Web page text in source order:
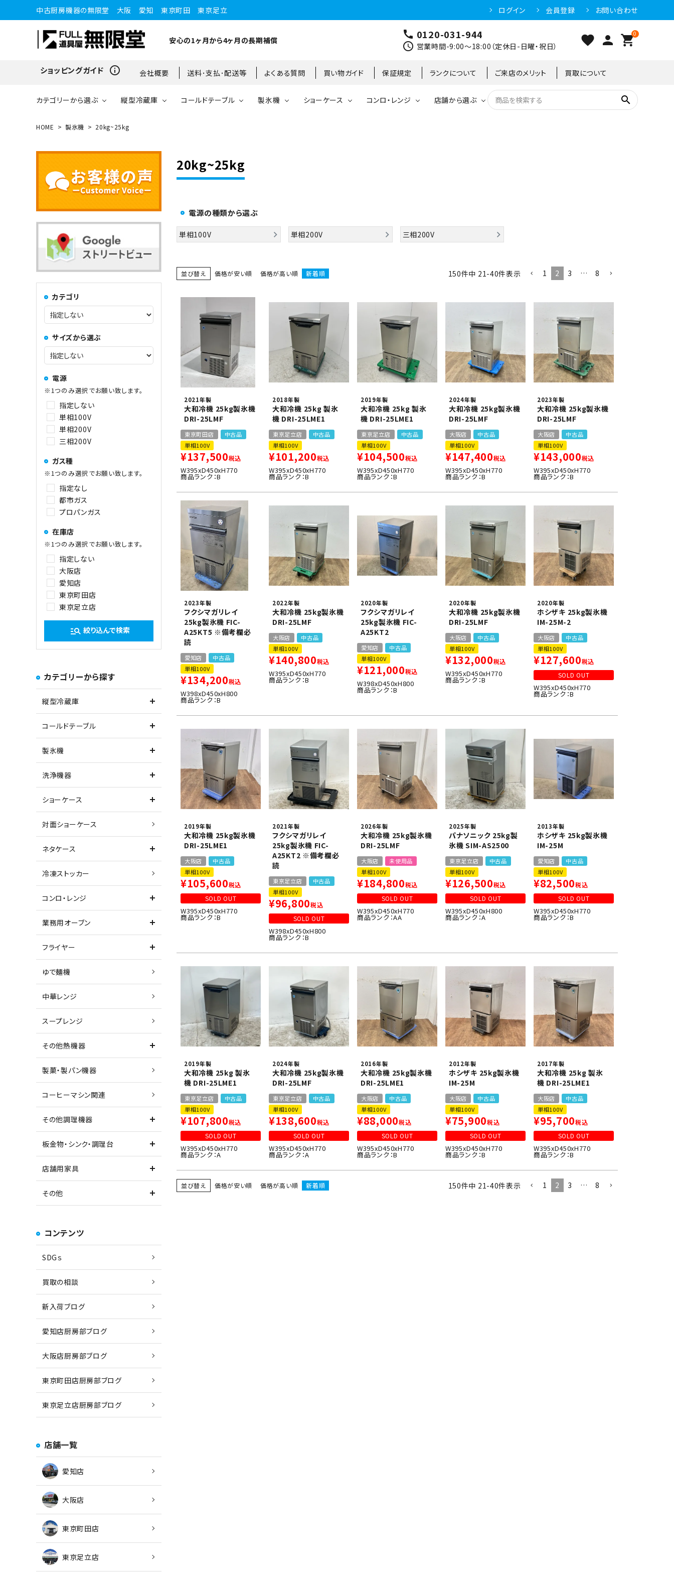
中古厨房機器の無限堂 大阪 愛知 東京町田 東京足立 ログイン 会員登録 お問い合わせ
安心の1ヶ月から4ヶ月の長期補償 call 0120-031-944
schedule 営業時間-9:00～18:00（定休日-日曜・祝日） favorite person 0
shopping_cart
ショッピングガイド info_outline 会社概要 送料･支払･配送等 よくある質問 買い物ガイド 保証規定 ランクについて ご来店のメリット 買取について
カテゴリーから選ぶ
ショーケース
コンロ・レンジ 業務用オーブン フライヤー
製菓・製パン機器
コーヒーマシン関連 板金物・シンク・調理台
その他
縦型冷蔵庫
ブラストチラー・ショックフ
リーザー
コールドテーブル
ドロワータイプ・他
製氷機
65kg
100kg以上 チップ・フレークアイス ビッグアイス・その他異形
ショーケース
ワインセラー・ワインクーラ
ー
コンロ・レンジ 店舗から選ぶ search
HOME 製氷機 20kg~25kg
カテゴリ
サイズから選ぶ
電源
※1つのみ選択でお願い致します。
指定しない
単相100V
単相200V
三相200V
ガス種
※1つのみ選択でお願い致します。
指定なし
都市ガス
プロパンガス
在庫店
※1つのみ選択でお願い致します。
指定しない
大阪店
愛知店
東京町田店
東京足立店
manage_search 絞り込んで検索
カテゴリーから探す
縦型冷蔵庫
コールドテーブル
製氷機
洗浄機器
ショーケース
対面ショーケース
ネタケース
冷凍ストッカー
コンロ・レンジ
業務用オーブン
フライヤー
ゆで麺機
中華レンジ
スープレンジ
その他熱機器
製菓・製パン機器
コーヒーマシン関連
その他調理機器
板金物・シンク・調理台
店舗用家具
その他
コンテンツ
SDGｓ
買取の相談
新入荷ブログ
愛知店厨房部ブログ
大阪店厨房部ブログ
東京町田店厨房部ブログ
東京足立店厨房部ブログ
店舗一覧
愛知店
大阪店
東京町田店
東京足立店
20kg~25kg
電源の種類から選ぶ
単相100V 単相200V 三相200V
並び替え 価格が安い順 価格が高い順 新着順 150件中 21-40件表示 1 2 3 … 8
2021年製
大和冷機 25kg製氷機
DRI-25LMF
東京町田店
中古品
単相100V
¥137,500税込
W395xD450xH770
商品ランク：B
2018年製
大和冷機 25kg 製氷
機 DRI-25LME1
東京足立店
中古品
単相100V
¥101,200税込
W395xD450xH770
商品ランク：B
2019年製
大和冷機 25kg 製氷
機 DRI-25LME1
東京足立店
中古品
単相100V
¥104,500税込
W395xD450xH770
商品ランク：B
2024年製
大和冷機 25kg製氷機
DRI-25LMF
大阪店
中古品
単相100V
¥147,400税込
W395xD450xH770
商品ランク：B
2023年製
大和冷機 25kg製氷機
DRI-25LMF
大阪店
中古品
単相100V
¥143,000税込
W395xD450xH770
商品ランク：B
2023年製
フクシマガリレイ
25kg製氷機 FIC-
A25KT5 ※備考欄必
読
愛知店
中古品
単相100V
¥134,200税込
W398xD450xH800
商品ランク：B
2022年製
大和冷機 25kg製氷機
DRI-25LMF
大阪店
中古品
単相100V
¥140,800税込
W395xD450xH770
商品ランク：B
2020年製
フクシマガリレイ
25kg製氷機 FIC-
A25KT2
愛知店
中古品
単相100V
¥121,000税込
W398xD450xH800
商品ランク：B
2020年製
大和冷機 25kg製氷機
DRI-25LMF
大阪店
中古品
単相100V
¥132,000税込
W395xD450xH770
商品ランク：B
2020年製
ホシザキ 25kg製氷機
IM-25M-2
大阪店
中古品
単相100V
¥127,600税込
SOLD OUT
W395xD450xH770
商品ランク：B
2019年製
大和冷機 25kg製氷機
DRI-25LME1
大阪店
中古品
単相100V
¥105,600税込
SOLD OUT
W395xD450xH770
商品ランク：B
2021年製
フクシマガリレイ
25kg製氷機 FIC-
A25KT2 ※備考欄必
読
東京足立店
中古品
単相100V
¥96,800税込
SOLD OUT
W398xD450xH800
商品ランク：B
2026年製
大和冷機 25kg製氷機
DRI-25LMF
大阪店
未使用品
単相100V
¥184,800税込
SOLD OUT
W395xD450xH770
商品ランク：AA
2025年製
パナソニック 25kg製
氷機 SIM-AS2500
東京足立店
中古品
単相100V
¥126,500税込
SOLD OUT
W395xD450xH800
商品ランク：A
2013年製
ホシザキ 25kg製氷機
IM-25M
愛知店
中古品
単相100V
¥82,500税込
SOLD OUT
W395xD450xH770
商品ランク：B
2019年製
大和冷機 25kg 製氷
機 DRI-25LME1
東京足立店
中古品
単相100V
¥107,800税込
SOLD OUT
W395xD450xH770
商品ランク：A
2024年製
大和冷機 25kg製氷機
DRI-25LMF
東京足立店
中古品
単相100V
¥138,600税込
SOLD OUT
W395xD450xH770
商品ランク：A
2016年製
大和冷機 25kg製氷機
DRI-25LME1
大阪店
中古品
単相100V
¥88,000税込
SOLD OUT
W395xD450xH770
商品ランク：B
2012年製
ホシザキ 25kg製氷機
IM-25M
大阪店
中古品
単相100V
¥75,900税込
SOLD OUT
W395xD450xH770
商品ランク：B
2017年製
大和冷機 25kg 製氷
機 DRI-25LME1
大阪店
中古品
単相100V
¥95,700税込
SOLD OUT
W395xD450xH770
商品ランク：B
並び替え 価格が安い順 価格が高い順 新着順 150件中 21-40件表示 1 2 3 … 8